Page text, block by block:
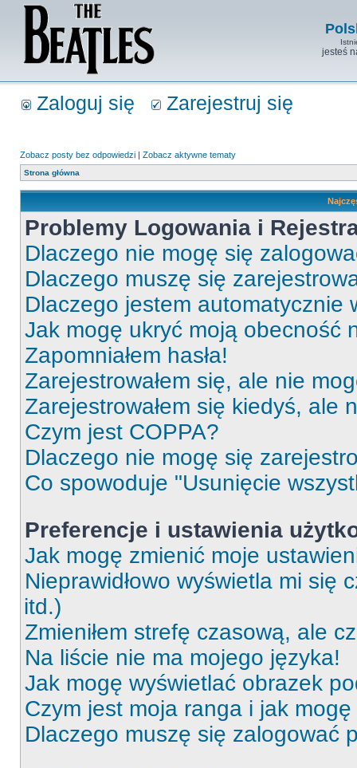
jesteś
Zaloguj się Zarejestruj się
Zobacz posty bez odpowiedzi | Zobacz aktywne tematy
Strona główna
Problemy Logowania i
Dlaczego nie mogę się
Dlaczego muszę się
Dlaczego jestem automatycznie
Jak mogę ukryć moją obecność
Zapomniałem hasła!
Zarejestrowałem się, ale nie
Zarejestrowałem się kiedyś, ale
Czym jest COPPA?
Dlaczego nie mogę się
Co spowoduje "Usunięcie
Preferencje i ustawienia
Jak mogę zmienić moje
Nieprawidłowo wyświetla mi się
itd.)
Zmieniłem strefę czasową, ale
Na liście nie ma mojego języka!
Jak mogę wyświetlać obrazek
Czym jest moja ranga i jak
Dlaczego muszę się zalogować